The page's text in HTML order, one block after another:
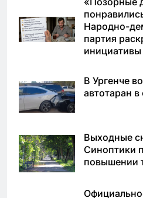
Народно-
партия
В Ургенче
автотаран в
Выходные
Синоптики
повышении